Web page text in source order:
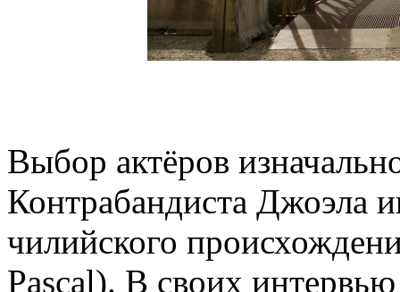
Выбор актёров
Контрабандиста Джоэла
чилийского
Pascal). В своих